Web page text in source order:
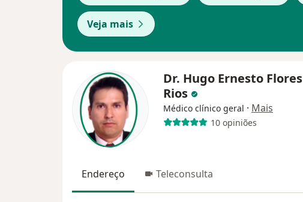
Veja mais
Dr. Hugo Ernesto Flores
Rios
Médico clínico geral · Mais
10 opiniões
Endereço Teleconsulta